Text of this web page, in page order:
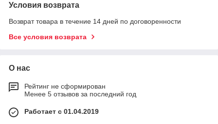
Условия возврата
Возврат товара в течение 14 дней по договоренности
Все условия возврата
О нас
Рейтинг не сформирован
Менее 5 отзывов за последний год
Работает с 01.04.2019